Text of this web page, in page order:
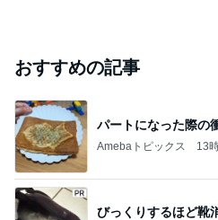
おすすめの記事
パートになった際の
Amebaトピックス 13
びっくりするほど靴